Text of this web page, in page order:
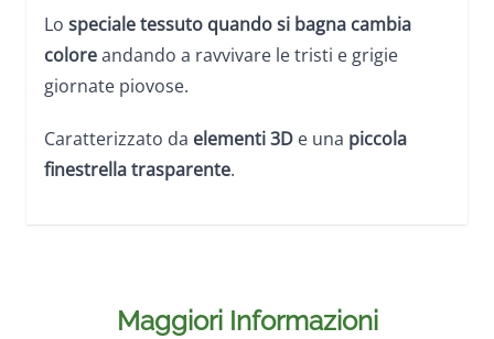
Lo speciale tessuto quando si bagna cambia
coloreandando a ravvivare le tristi e grigie
giornate piovose.
Caratterizzato da elementi 3D e una piccola
finestrella trasparente.
Maggiori Informazioni